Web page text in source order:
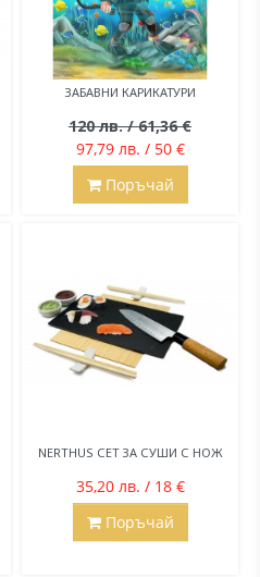
ЗАБАВНИ КАРИКАТУРИ
120 лв. / 61,36 €
97,79 лв. / 50 €
Поръчай
NERTHUS СЕТ ЗА СУШИ С НОЖ
35,20 лв. / 18 €
Поръчай